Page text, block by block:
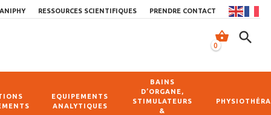
0
shopping_basket search
RESSOURCES SCIENTIFIQUES PRENDRE CONTACT
EQUIPEMENTS
ANALYTIQUES
BAINS
D’ORGANE,
STIMULATEURS
&